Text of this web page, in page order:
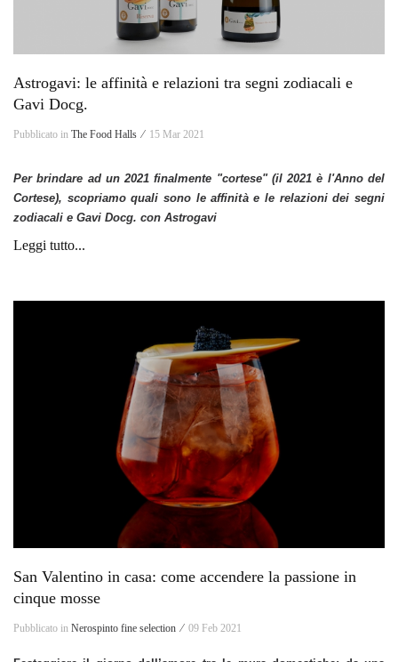
Astrogavi: le affinità e relazioni tra segni zodiacali e
Gavi Docg.
Pubblicato in The Food Halls ⁄ 15 Mar 2021
Per brindare ad un 2021 finalmente "cortese" (il 2021 è l'Anno del
Cortese), scopriamo quali sono le affinità e le relazioni dei segni
zodiacali e Gavi Docg. con Astrogavi
Leggi tutto...
San Valentino in casa: come accendere la passione in
cinque mosse
Pubblicato in Nerospinto fine selection ⁄ 09 Feb 2021